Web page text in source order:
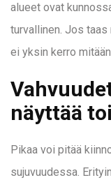
alueet ovat
turvallinen. Jos taas
ei yksin kerro
näyttää
Pikaa voi pitää
sujuvuudessa.